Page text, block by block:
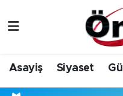
Asayiş Siyaset
Gündem
Düzce Nöbetçi
Düzce Hava